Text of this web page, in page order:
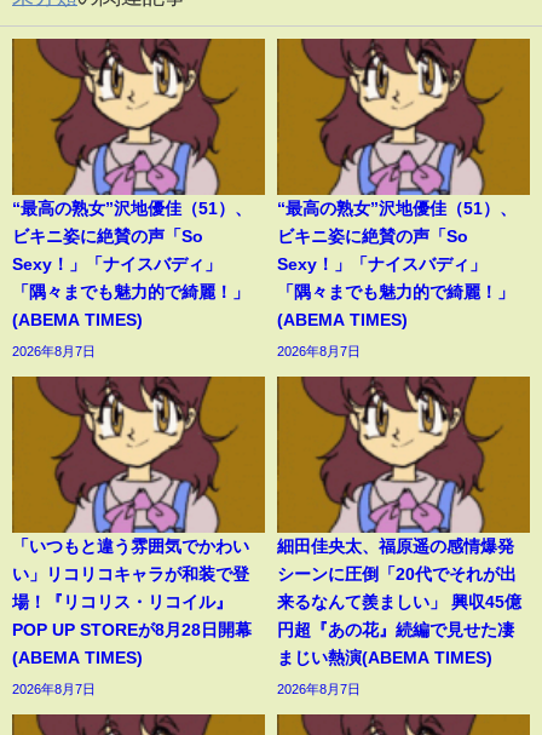
“最高の熟女”沢地優佳（51）、
ビキニ姿に絶賛の声「So
Sexy！」「ナイスバディ」
「隅々までも魅力的で綺麗！」
(ABEMA TIMES)
2026年8月7日
“最高の熟女”沢地優佳（51）、
ビキニ姿に絶賛の声「So
Sexy！」「ナイスバディ」
「隅々までも魅力的で綺麗！」
(ABEMA TIMES)
2026年8月7日
「いつもと違う雰囲気でかわい
い」リコリコキャラが和装で登
場！『リコリス・リコイル』
POP UP STOREが8月28日開幕
(ABEMA TIMES)
2026年8月7日
細田佳央太、福原遥の感情爆発
シーンに圧倒「20代でそれが出
来るなんて羨ましい」 興収45億
円超『あの花』続編で見せた凄
まじい熱演(ABEMA TIMES)
2026年8月7日